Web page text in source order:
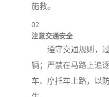
施救。
02
注意交通安全
遵守交通规则，
辆；严禁在马路上追
车、摩托车上路，以